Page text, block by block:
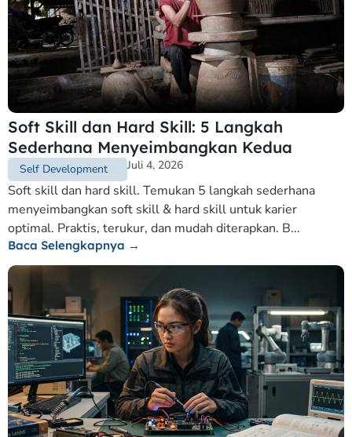
Soft Skill dan Hard Skill: 5 Langkah
Sederhana Menyeimbangkan Kedua
Self Development Juli 4, 2026
Soft skill dan hard skill. Temukan 5 langkah sederhana
menyeimbangkan soft skill & hard skill untuk karier
optimal. Praktis, terukur, dan mudah diterapkan. B...
Baca Selengkapnya →